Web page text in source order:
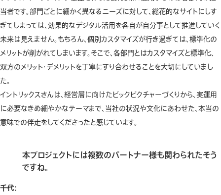
当者です。部門ごとに細かく異なるニーズに対して、総花的なサイトにしす
ぎてしまっては、効果的なデジタル活用を各自が自分事として推進していく
未来は見えません。もちろん、個別カスタマイズが行き過ぎては、標準化の
メリットが削がれてしまいます。そこで、各部門とはカスタマイズと標準化、
双方のメリット・デメリットを丁寧にすり合わせることを大切にしていまし
た。
イントリックスさんは、経営層に向けたビックピクチャーづくりから、実運用
に必要なきめ細やかなテーマまで、当社の状況や文化にあわせた、本当の
意味での伴走をしてくださったと感じています。
本プロジェクトには複数のパートナー様も関わられたそう
ですね。
千代：